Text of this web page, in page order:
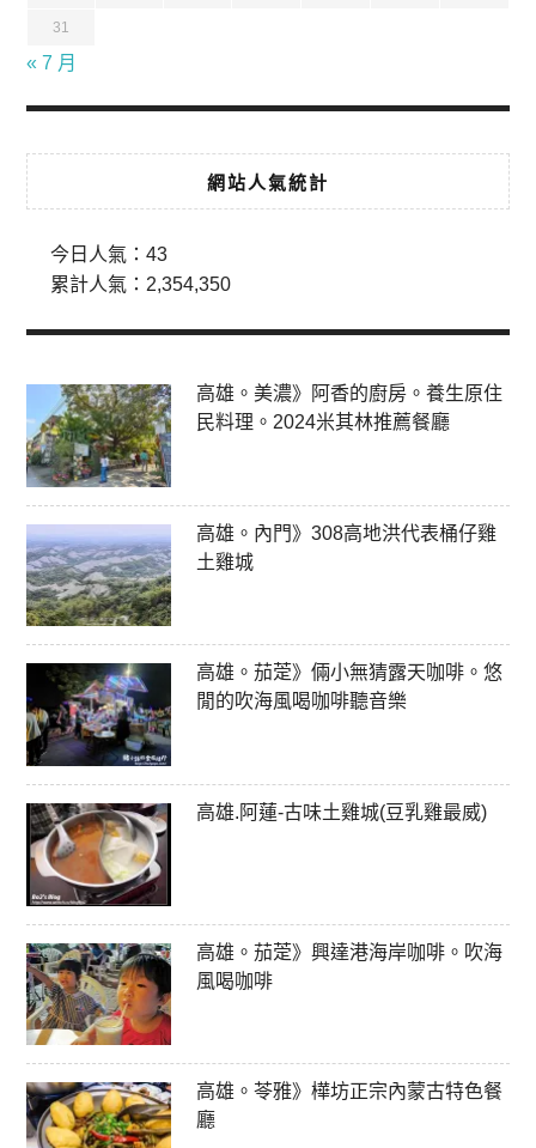
31
« 7 月
網站人氣統計
今日人氣：43
累計人氣： 2,354,350
高雄。美濃》阿香的廚房。養生原住
民料理。2024米其林推薦餐廳
高雄。內門》308高地洪代表桶仔雞
土雞城
高雄。茄萣》倆小無猜露天咖啡。悠
閒的吹海風喝咖啡聽音樂
高雄.阿蓮-古味土雞城(豆乳雞最威)
高雄。茄萣》興達港海岸咖啡。吹海
風喝咖啡
高雄。苓雅》樺坊正宗內蒙古特色餐
廳